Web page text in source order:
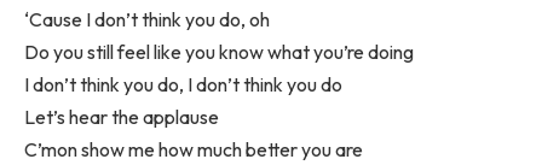
‘Cause I don’t think you do, oh
Do you still feel like you know what you’re doing
I don’t think you do, I don’t think you do
Let’s hear the applause
C’mon show me how much better you are